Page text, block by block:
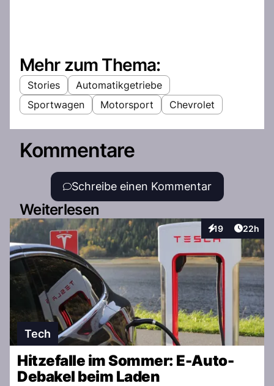
Mehr zum Thema:
Stories
Automatikgetriebe
Sportwagen
Motorsport Chevrolet
Kommentare
Schreibe einen Kommentar
Weiterlesen
19
Interaktionen
Artikel
22h
Tech
Hitzefalle im Sommer: E-Auto-
Debakel beim Laden